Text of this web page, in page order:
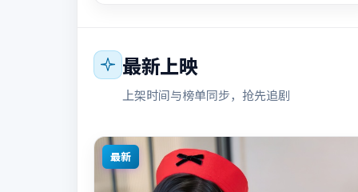
最新上映
上架时间与榜单同步，抢先追剧
最新